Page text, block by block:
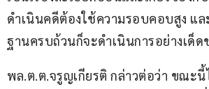
ดำเนินคดีต้องใช้ความรอบคอบสูง แล
ฐานครบถ้วนก็จะดำเนินการอย่างเด็ด
พล.ต.ต.จรูญเกียรติ กล่าวต่อว่า ขณะนี้